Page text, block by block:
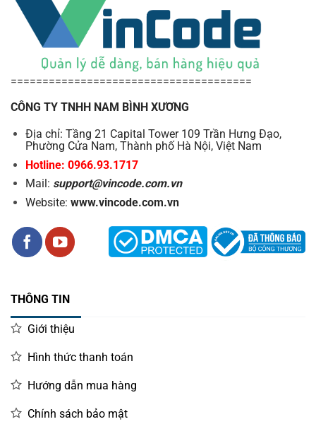
======================================
CÔNG TY TNHH NAM BÌNH XƯƠNG
Địa chỉ: Tầng 21 Capital Tower 109 Trần Hưng Đạo,
Phường Cửa Nam, Thành phố Hà Nội, Việt Nam
Hotline: 0966.93.1717
Mail: support@vincode.com.vn
Website: www.vincode.com.vn
THÔNG TIN
Giới thiệu
Hình thức thanh toán
Hướng dẫn mua hàng
Chính sách bảo mật